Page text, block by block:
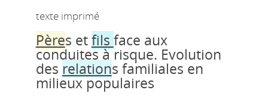
texte imprimé
Pères etfils face aux
conduites à risque. Evolution
des relations familiales en
milieux populaires